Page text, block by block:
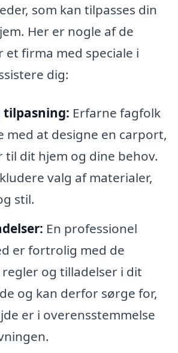
som kan tilpasses din
Her er nogle af de
et firma med speciale i
dig:
tilpasning: Erfarne fagfolk
med at designe en carport,
til dit hjem og dine behov.
valg af materialer,
stil.
En professionel
er fortrolig med de
og tilladelser i dit
og kan derfor sørge for,
er i overensstemmelse